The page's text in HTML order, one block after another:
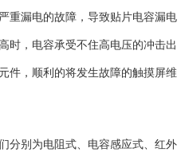
漏电的故障，导致贴片电容漏电
时，电容承受不住高电压的冲击出
件，顺利的将发生故障的触摸屏维
别为电阻式、电容感应式、红外